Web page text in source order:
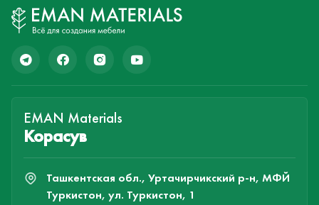
EMAN Materials
Корасув
Ташкентская обл., Уртачирчикский р-н, МФЙ
Туркистон, ул. Туркистон, 1